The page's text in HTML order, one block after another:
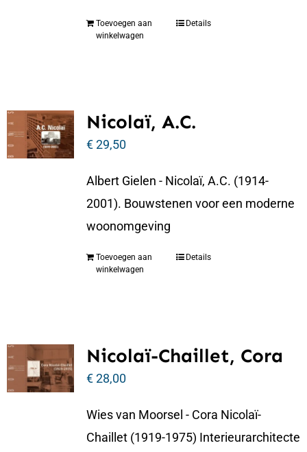
Toevoegen aan
winkelwagen
Details
Nicolaï, A.C.
€29,50
Albert Gielen - Nicolaï, A.C. (1914-
2001). Bouwstenen voor een moderne
woonomgeving
Toevoegen aan
winkelwagen
Details
Nicolaï-Chaillet, Cora
€28,00
Wies van Moorsel - Cora Nicolaï-
Chaillet (1919-1975) Interieurarchitecte